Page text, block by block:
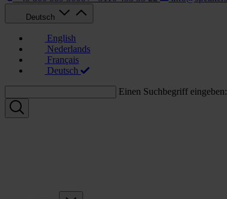
Deutsch
English
Nederlands
Français
Deutsch
Einen Suchbegriff eingeben: